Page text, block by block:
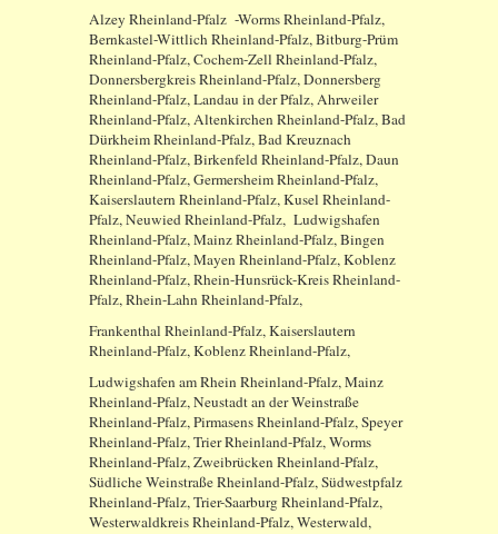
Alzey Rheinland-Pfalz -Worms Rheinland-Pfalz,
Bernkastel-Wittlich Rheinland-Pfalz, Bitburg-Prüm
Rheinland-Pfalz, Cochem-Zell Rheinland-Pfalz,
Donnersbergkreis Rheinland-Pfalz, Donnersberg
Rheinland-Pfalz, Landau in der Pfalz, Ahrweiler
Rheinland-Pfalz, Altenkirchen Rheinland-Pfalz, Bad
Dürkheim Rheinland-Pfalz, Bad Kreuznach
Rheinland-Pfalz, Birkenfeld Rheinland-Pfalz, Daun
Rheinland-Pfalz, Germersheim Rheinland-Pfalz,
Kaiserslautern Rheinland-Pfalz, Kusel Rheinland-
Pfalz, Neuwied Rheinland-Pfalz, Ludwigshafen
Rheinland-Pfalz, Mainz Rheinland-Pfalz, Bingen
Rheinland-Pfalz, Mayen Rheinland-Pfalz, Koblenz
Rheinland-Pfalz, Rhein-Hunsrück-Kreis Rheinland-
Pfalz, Rhein-Lahn Rheinland-Pfalz,
Frankenthal Rheinland-Pfalz, Kaiserslautern
Rheinland-Pfalz, Koblenz Rheinland-Pfalz,
Ludwigshafen am Rhein Rheinland-Pfalz, Mainz
Rheinland-Pfalz, Neustadt an der Weinstraße
Rheinland-Pfalz, Pirmasens Rheinland-Pfalz, Speyer
Rheinland-Pfalz, Trier Rheinland-Pfalz, Worms
Rheinland-Pfalz, Zweibrücken Rheinland-Pfalz,
Südliche Weinstraße Rheinland-Pfalz, Südwestpfalz
Rheinland-Pfalz, Trier-Saarburg Rheinland-Pfalz,
Westerwaldkreis Rheinland-Pfalz, Westerwald,